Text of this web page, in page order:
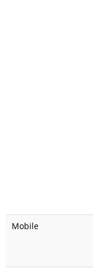
Mobile